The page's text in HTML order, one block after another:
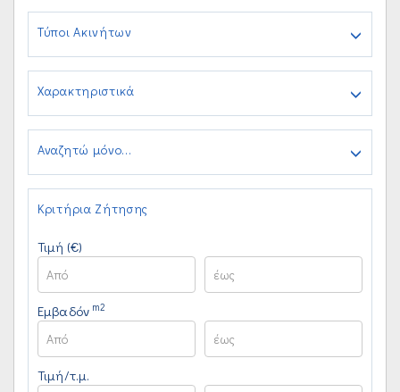
Τύποι Ακινήτων
Χαρακτηριστικά
Αναζητώ μόνο...
Κριτήρια Ζήτησης
Τιμή (€)
Εμβαδόν m2
Τιμή/τ.μ.